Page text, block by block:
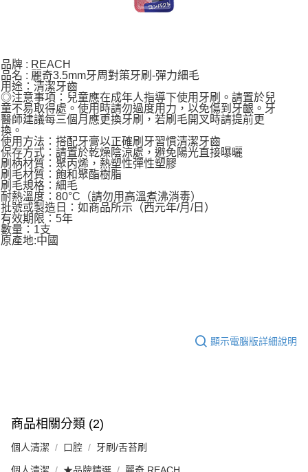
品牌 : REACH
品名 : 麗奇3.5mm牙周對策牙刷-彈力細毛
用途：清潔牙齒
◎注意事項：兒童應在成年人指導下使用牙刷。請置於兒
童不易取得處。使用時請勿過度用力，以免傷到牙齦。牙
醫師建議每三個月應更換牙刷，若刷毛開叉時請提前更
換。
使用方法：搭配牙膏以正確刷牙習慣清潔牙齒
保存方式：請置於乾燥陰涼處，避免陽光直接曝曬
刷柄材質：聚丙烯，熱塑性彈性塑膠
刷毛材質：飽和聚酯樹脂
刷毛規格：細毛
耐熱溫度：80°C（請勿用高溫煮沸消毒）
批號或製造日：如商品所示（西元年/月/日）
有效期限：5年
數量：1支
原產地:中國
顯示電腦版詳細說明
商品相關分類 (2)
個人清潔 口腔 牙刷/舌苔刷